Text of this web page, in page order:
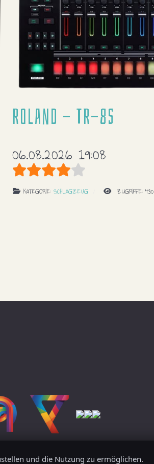
Roland - TR-8s
06.08.2026 19:08
Bewertung: 4/
KATEGORIE: SCHLAGZEUG ZUGRIFFE: 430
und die Nutzung zu ermöglichen.